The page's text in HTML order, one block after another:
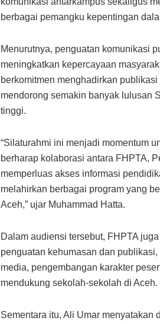
berbagai pemangku kepentingan
Menurutnya, penguatan komunikasi
meningkatkan kepercayaan
berkomitmen menghadirkan
mendorong semakin banyak lulusan
tinggi.
“Silaturahmi ini menjadi momentum
berharap kolaborasi antara FHPTA,
memperluas akses informasi
melahirkan berbagai program yang
Aceh,” ujar Muhammad Hatta.
Dalam audiensi tersebut, FHPTA
penguatan kehumasan dan
media, pengembangan karakter
mendukung sekolah-sekolah di Aceh.
Sementara itu, Ali Umar menyatakan